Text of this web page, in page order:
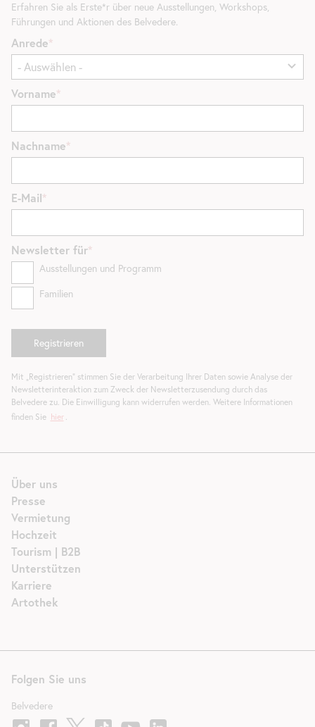
Über uns
Presse
Vermietung
Hochzeit
Tourism | B2B
Unterstützen
Karriere
Artothek
Folgen Sie uns
Belvedere
Erfahren Sie als Erste*r über neue Ausstellungen, Workshops,
Führungen und Aktionen des Belvedere.
Anrede
Vorname
Nachname
E-Mail
Newsletter für
Ausstellungen und Programm
Familien
Mit „Registrieren“ stimmen Sie der Verarbeitung Ihrer Daten sowie Analyse der
Newsletterinteraktion zum Zweck der Newsletterzusendung durch das
Belvedere zu. Die Einwilligung kann widerrufen werden. Weitere Informationen
finden Sie hier .